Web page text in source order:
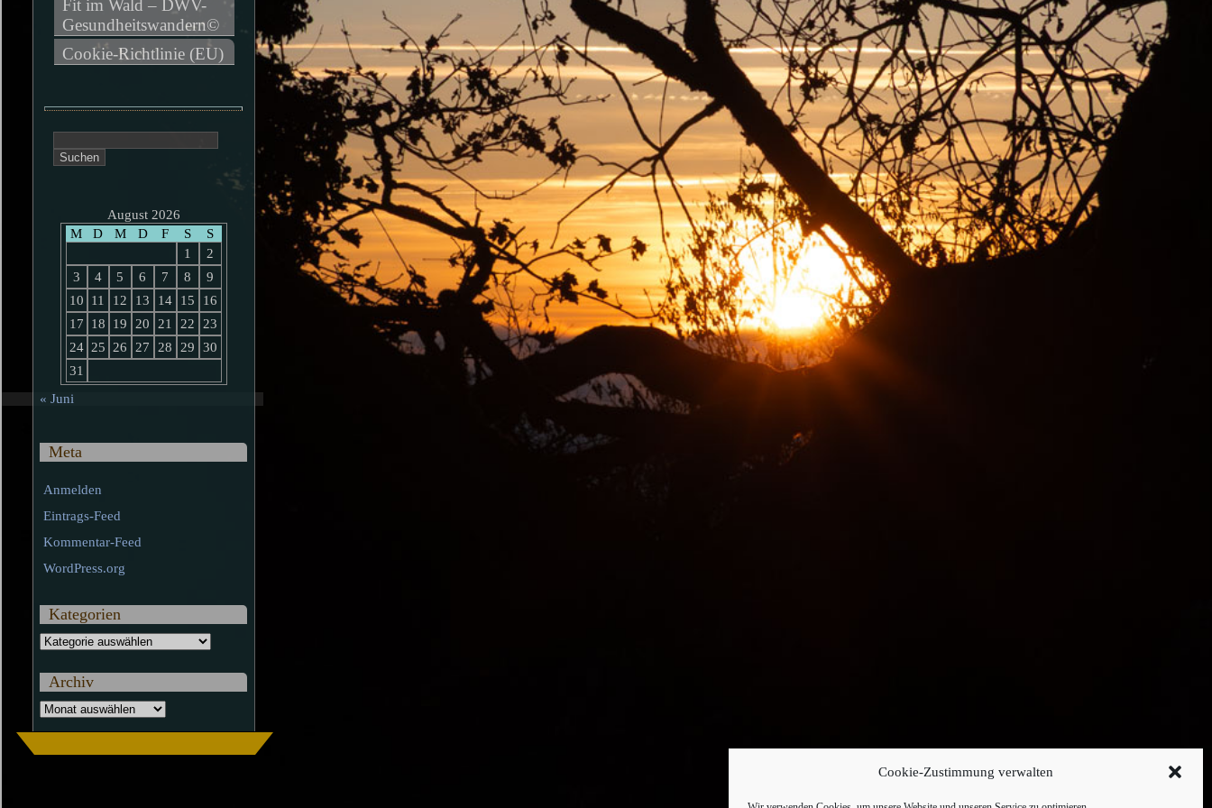
Cookie-Zustimmung verwalten
Fit im Wald – DWV-
Gesundheitswandern©
Cookie-Richtlinie (EU)
nach:
August 2026
M
D M D F S
S
1
2
3
4 5 6 7 8
9
10
11 12 13 14 15
16
17
18 19 20 21 22
23
24 25 26 27 28 29
30
31
« Juni
Meta
Anmelden
Eintrags-Feed
Kommentar-Feed
WordPress.org
Kategorien
Kategorien
Archiv
Archiv